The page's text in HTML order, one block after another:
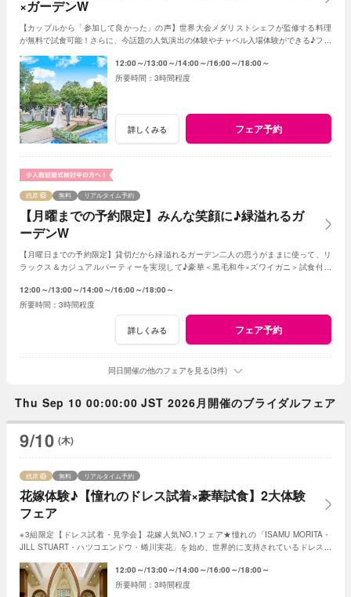
×ガーデンW
【カップルから「参加して良かった」の声】世界大会メダリストシェフが監修する料理
が無料で試食可能！さらに、今話題の人気演出の体験やチャペル入場体験ができる♪フェ
12:00～ 13:00～ 14:00～ 16:00～ 18:00～
3時間程度
詳しくみる フェア予約
【月曜までの予約限定】みんな笑顔に♪緑溢れるガ
ーデンW
残席 無料 リアルタイム予約
【月曜日までの予約限定】貸切だから緑溢れるガーデン二人の思うがままに使って、リ
ラックス＆カジュアルパーティーを実現して♪豪華＜黒毛和牛×ズワイガニ＞試食付き
12:00～ 13:00～ 14:00～ 16:00～ 18:00～
3時間程度
詳しくみる フェア予約
同日開催の他のフェアを見る(3件)
Thu Sep 10 00:00:00 JST 2026月開催のブライダルフェア
9/10 (木)
花嫁体験♪【憧れのドレス試着×豪華試食】2大体験
フェア
残席 無料 リアルタイム予約
※3組限定【ドレス試着・見学会】花嫁人気NO.1フェア★憧れの「ISAMU MORITA・
JILL STUART・ハツコエンドウ・蜷川実花」を始め、世界的に支持されているドレスと
12:00～ 13:00～ 14:00～ 16:00～ 18:00～
3時間程度